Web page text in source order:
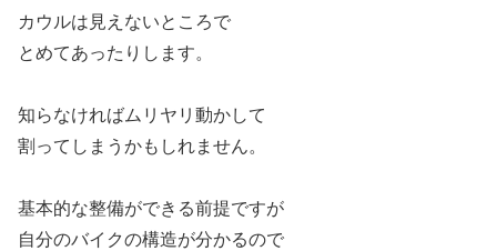
カウルは見えないところで
とめてあったりします。
知らなければムリヤリ動かして
割ってしまうかもしれません。
基本的な整備ができる前提ですが
自分のバイクの構造が分かるので